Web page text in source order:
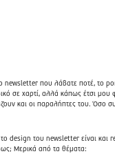
newsletter που λάβατε ποτέ, το
σε χαρτί, αλλά κάπως έτσι
και οι παραλήπτες του.
design του newsletter είναι και
Μερικά από τα θέματα: